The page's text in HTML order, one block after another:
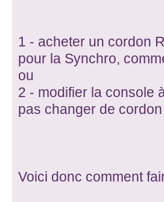
1 - acheter un cordon
pour la Synchro,
ou
2 - modifier la console
pas changer de
Voici donc comment